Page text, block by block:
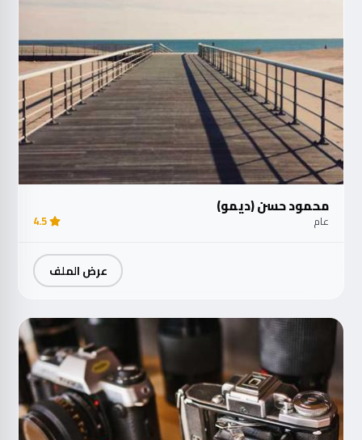
محمود حسن (ديمو)
عام 4.5
عرض الملف